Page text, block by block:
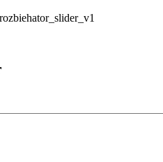
rozbiehator_slider_v1